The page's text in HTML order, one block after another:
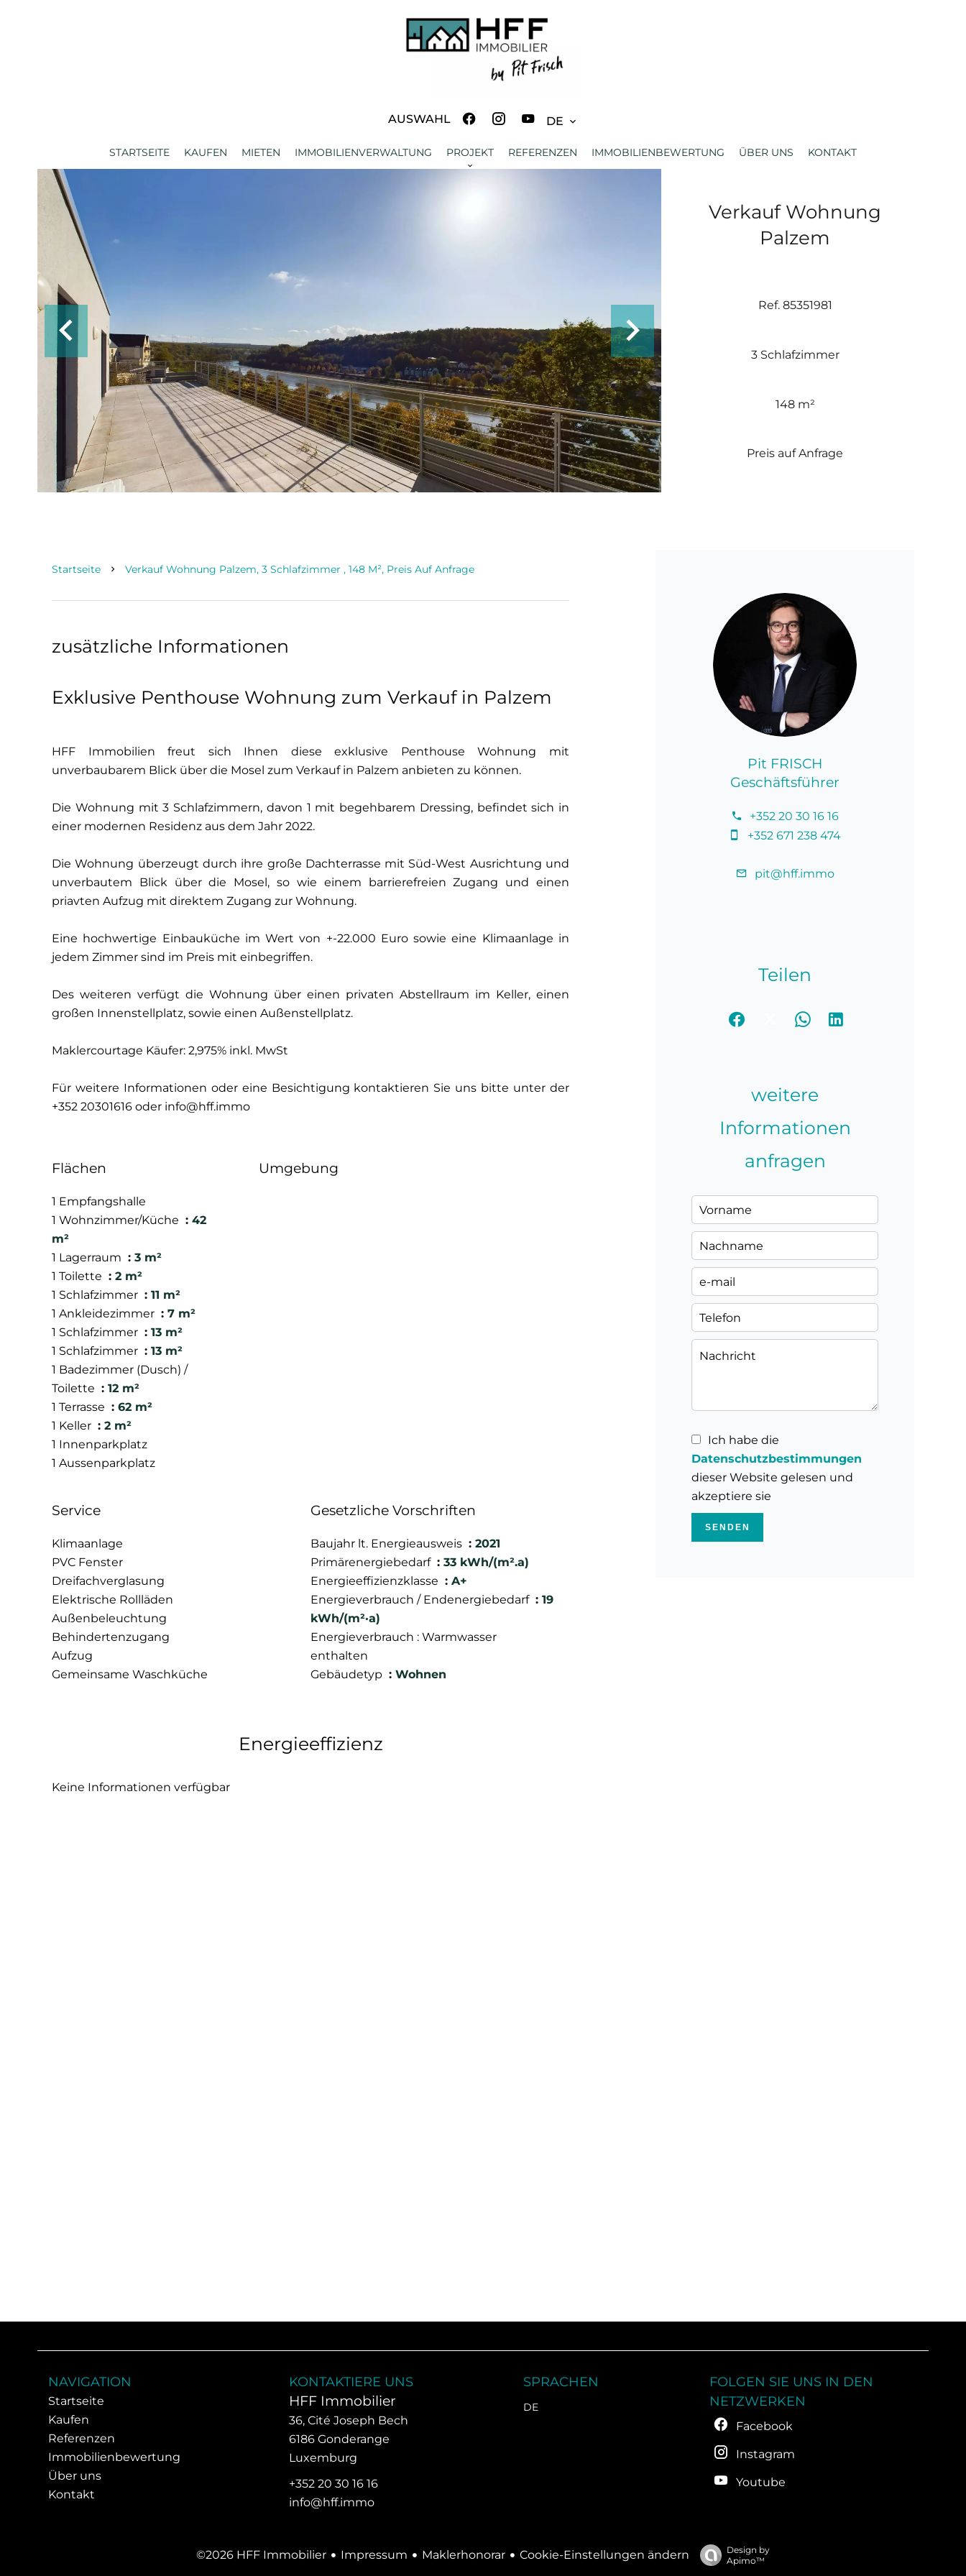
STARTSEITE KAUFEN MIETEN IMMOBILIENVERWALTUNG PROJEKT REFERENZEN IMMOBILIENBEWERTUNG ÜBER UNS KONTAKT
AUSWAHL DE
Verkauf Wohnung
Palzem
Ref. 85351981
3 Schlafzimmer
148 m²
Preis auf Anfrage
Startseite Verkauf Wohnung Palzem, 3 Schlafzimmer , 148 M², Preis Auf Anfrage
zusätzliche Informationen
Exklusive Penthouse Wohnung zum Verkauf in Palzem
HFF Immobilien freut sich Ihnen diese exklusive Penthouse Wohnung mit
unverbaubarem Blick über die Mosel zum Verkauf in Palzem anbieten zu können.
Die Wohnung mit 3 Schlafzimmern, davon 1 mit begehbarem Dressing, befindet sich in
einer modernen Residenz aus dem Jahr 2022.
Die Wohnung überzeugt durch ihre große Dachterrasse mit Süd-West Ausrichtung und
unverbautem Blick über die Mosel, so wie einem barrierefreien Zugang und einen
priavten Aufzug mit direktem Zugang zur Wohnung.
Eine hochwertige Einbauküche im Wert von +-22.000 Euro sowie eine Klimaanlage in
jedem Zimmer sind im Preis mit einbegriffen.
Des weiteren verfügt die Wohnung über einen privaten Abstellraum im Keller, einen
großen Innenstellplatz, sowie einen Außenstellplatz.
Maklercourtage Käufer: 2,975% inkl. MwSt
Für weitere Informationen oder eine Besichtigung kontaktieren Sie uns bitte unter der
+352 20301616 oder info@hff.immo
Flächen
1 Empfangshalle
1 Wohnzimmer/Küche
42
m²
1 Lagerraum
3 m²
1 Toilette
2 m²
1 Schlafzimmer
11 m²
1 Ankleidezimmer
7 m²
1 Schlafzimmer
13 m²
1 Schlafzimmer
13 m²
1 Badezimmer (Dusch) /
Toilette
12 m²
1 Terrasse
62 m²
1 Keller
2 m²
1 Innenparkplatz
1 Aussenparkplatz
Umgebung
Service
Klimaanlage
PVC Fenster
Dreifachverglasung
Elektrische Rollläden
Außenbeleuchtung
Behindertenzugang
Aufzug
Gemeinsame Waschküche
Gesetzliche Vorschriften
Baujahr lt. Energieausweis
2021
Primärenergiebedarf
33 kWh/(m².a)
Energieeffizienzklasse
A+
Energieverbrauch / Endenergiebedarf
19
kWh/(m²·a)
Energieverbrauch : Warmwasser
enthalten
Gebäudetyp
Wohnen
Energieeffizienz
Keine Informationen verfügbar
Pit FRISCH
Geschäftsführer
+352 20 30 16 16
+352 671 238 474
pit@hff.immo
Teilen
weitere
Informationen
anfragen
Ich habe die
Datenschutzbestimmungen
dieser Website gelesen und
akzeptiere sie
SENDEN
NAVIGATION
Startseite
Kaufen
Referenzen
Immobilienbewertung
Über uns
Kontakt
KONTAKTIERE UNS
HFF Immobilier
36, Cité Joseph Bech
6186Gonderange
Luxemburg
+352 20 30 16 16
info@hff.immo
SPRACHEN
DE
FOLGEN SIE UNS IN DEN
NETZWERKEN
Facebook
Instagram
Youtube
©2026 HFF Immobilier Impressum Maklerhonorar Cookie-Einstellungen ändern
Design by
Apimo™